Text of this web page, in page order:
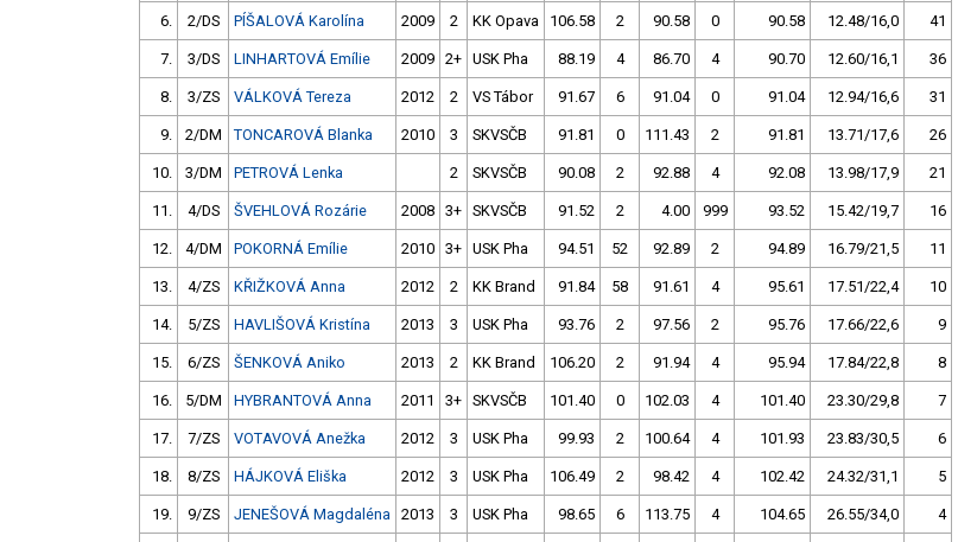
6. 2/DS PÍŠALOVÁ Karolína 2009 2 KK Opava 106.58 2 90.58 0 90.58 12.48/16,0 41
7. 3/DS LINHARTOVÁ Emílie 2009 2+ USK Pha 88.19 4 86.70 4 90.70 12.60/16,1 36
8. 3/ZS VÁLKOVÁ Tereza 2012 2 VS Tábor 91.67 6 91.04 0 91.04 12.94/16,6 31
9. 2/DM TONCAROVÁ Blanka 2010 3 SKVSČB 91.81 0 111.43 2 91.81 13.71/17,6 26
10. 3/DM PETROVÁ Lenka 2 SKVSČB 90.08 2 92.88 4 92.08 13.98/17,9 21
11. 4/DS ŠVEHLOVÁ Rozárie 2008 3+ SKVSČB 91.52 2 4.00 999 93.52 15.42/19,7 16
12. 4/DM POKORNÁ Emílie 2010 3+ USK Pha 94.51 52 92.89 2 94.89 16.79/21,5 11
13. 4/ZS KŘIŽKOVÁ Anna 2012 2 KK Brand 91.84 58 91.61 4 95.61 17.51/22,4 10
14. 5/ZS HAVLIŠOVÁ Kristína 2013 3 USK Pha 93.76 2 97.56 2 95.76 17.66/22,6 9
15. 6/ZS ŠENKOVÁ Aniko 2013 2 KK Brand 106.20 2 91.94 4 95.94 17.84/22,8 8
16. 5/DM HYBRANTOVÁ Anna 2011 3+ SKVSČB 101.40 0 102.03 4 101.40 23.30/29,8 7
17. 7/ZS VOTAVOVÁ Anežka 2012 3 USK Pha 99.93 2 100.64 4 101.93 23.83/30,5 6
18. 8/ZS HÁJKOVÁ Eliška 2012 3 USK Pha 106.49 2 98.42 4 102.42 24.32/31,1 5
19. 9/ZS JENEŠOVÁ Magdaléna 2013 3 USK Pha 98.65 6 113.75 4 104.65 26.55/34,0 4